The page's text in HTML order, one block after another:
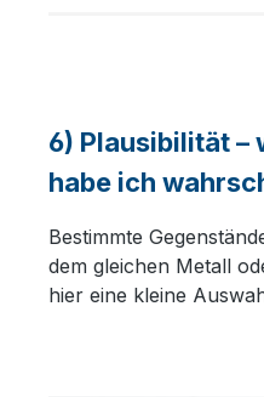
6) Plausibilität –
habe ich
Bestimmte
dem gleichen Metall
hier eine kleine